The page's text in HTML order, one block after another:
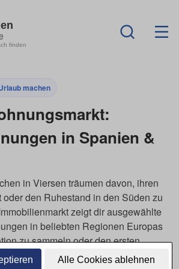
Alle Cookies ablehnen
finden
machen
in Spanien &
in Viersen träumen davon, ihren
den Ruhestand in den Süden zu
zeigt dir ausgewählte
in beliebten Regionen Europas
zu sammeln oder den ersten
zu planen. Ob als